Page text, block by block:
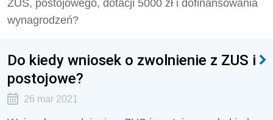
ZUS, postojowego, dotacji 5000 zł i dofinansowania
wynagrodzeń?
Do kiedy wniosek o zwolnienie z ZUS i
postojowe?
26 mar 2021